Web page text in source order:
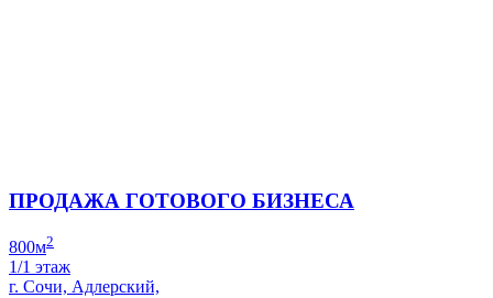
ПРОДАЖА ГОТОВОГО БИЗНЕСА
800м2
1/1 этаж
г. Сочи, Адлерский,